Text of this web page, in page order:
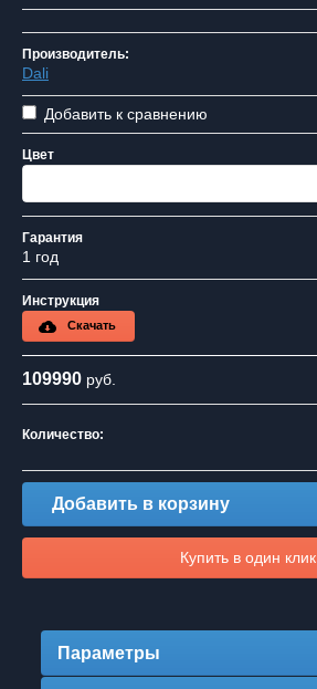
Производитель:
Dali
Добавить к сравнению
Цвет
Гарантия
1 год
Инструкция
Скачать
109990 руб.
Количество:
Добавить в корзину
Купить в один клик
Параметры